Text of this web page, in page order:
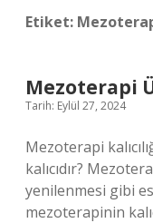
Etiket:
Mezoterapi
Tarih: Eylül 27, 2024
Mezoterapi
kalıcıdır?
yenilenmesi gibi
mezoterapinin